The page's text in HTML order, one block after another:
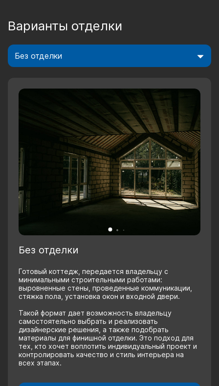
Варианты отделки
Без отделки
Готовый коттедж, передается владельцу с
минимальными строительными работами:
выровненные стены, проведенные коммуникации,
стяжка пола, установка окон и входной двери.
Такой формат дает возможность владельцу
самостоятельно выбрать и реализовать
дизайнерские решения, а также подобрать
материалы для финишной отделки. Это подход для
тех, кто хочет воплотить индивидуальный проект и
контролировать качество и стиль интерьера на
всех этапах.